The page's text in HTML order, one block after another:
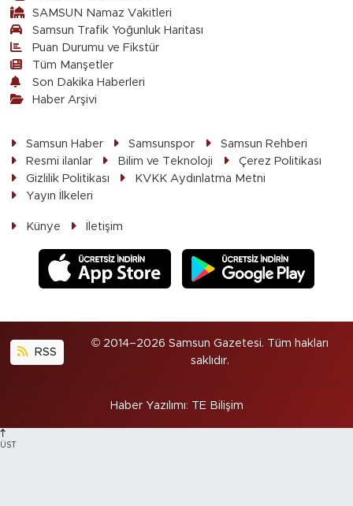
SAMSUN Namaz Vakitleri
Samsun Trafik Yoğunluk Haritası
Puan Durumu ve Fikstür
Tüm Manşetler
Son Dakika Haberleri
Haber Arşivi
Samsun Haber Samsunspor
Samsun Rehberi
Resmi ilanlar
Bilim ve Teknoloji
Çerez Politikası
Gizlilik Politikası
KVKK Aydınlatma Metni
Yayın İlkeleri
Künye İletişim
RSS
© 2014–2026 Samsun Gazetesi. Tüm hakları
saklıdır.
Haber Yazılımı: TE Bilişim
ÜST